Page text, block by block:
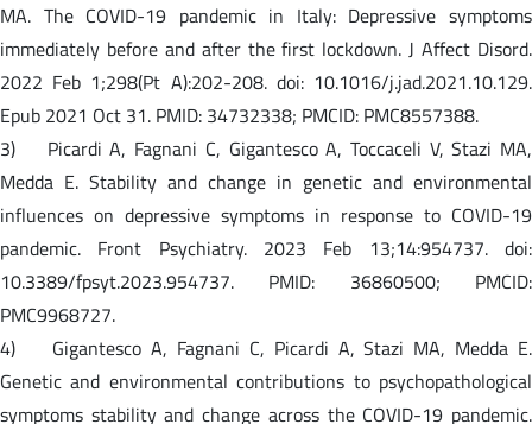
MA. The COVID-19 pandemic in Italy: Depressive symptoms
immediately before and after the first lockdown. J Affect Disord.
2022 Feb 1;298(Pt A):202-208. doi: 10.1016/j.jad.2021.10.129.
Epub 2021 Oct 31. PMID: 34732338; PMCID: PMC8557388.
3) Picardi A, Fagnani C, Gigantesco A, Toccaceli V, Stazi MA,
Medda E. Stability and change in genetic and environmental
influences on depressive symptoms in response to COVID-19
pandemic. Front Psychiatry. 2023 Feb 13;14:954737. doi:
10.3389/fpsyt.2023.954737. PMID: 36860500; PMCID:
PMC9968727.
4) Gigantesco A, Fagnani C, Picardi A, Stazi MA, Medda E.
Genetic and environmental contributions to psychopathological
symptoms stability and change across the COVID-19 pandemic.